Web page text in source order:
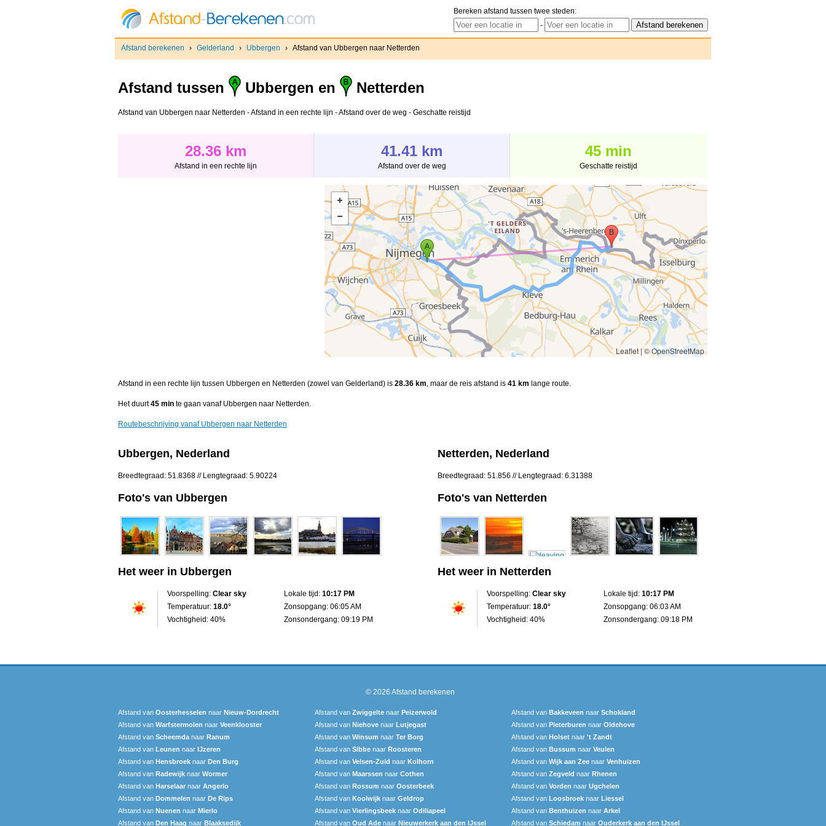
Bereken afstand tussen twee steden:
-
Afstand berekenen › Gelderland › Ubbergen › Afstand van Ubbergen naar Netterden
Afstand tussen Ubbergen en Netterden
Afstand van Ubbergen naar Netterden - Afstand in een rechte lijn - Afstand over de weg - Geschatte reistijd
28.36 km
Afstand in een rechte lijn
41.41 km
Afstand over de weg
45 min
Geschatte reistijd
Leaflet|© OpenStreetMap
Afstand in een rechte lijn tussen Ubbergen en Netterden (zowel van Gelderland) is 28.36 km, maar de reis afstand is 41 km lange route.
Het duurt45 min te gaan vanaf Ubbergen naar Netterden.
Routebeschrijving vanaf Ubbergen naar Netterden
Ubbergen, Nederland
Breedtegraad: 51.8368 // Lengtegraad: 5.90224
Foto's van Ubbergen
Het weer in Ubbergen
Voorspelling: Clear sky
Temperatuur: 18.0°
Vochtigheid: 40%
Lokale tijd: 10:17 PM
Zonsopgang: 06:05 AM
Zonsondergang: 09:19 PM
Netterden, Nederland
Breedtegraad: 51.856 // Lengtegraad: 6.31388
Foto's van Netterden
Het weer in Netterden
Voorspelling: Clear sky
Temperatuur: 18.0°
Vochtigheid: 40%
Lokale tijd: 10:17 PM
Zonsopgang: 06:03 AM
Zonsondergang: 09:18 PM
© 2026 Afstand berekenen
Afstand van Oosterhesselen naar Nieuw-Dordrecht Afstand van Zwiggelte naar Peizerwold Afstand van Bakkeveen naar Schokland
Afstand van Warfstermolen naar Veenklooster Afstand van Niehove naar Lutjegast Afstand van Pieterburen naar Oldehove
Afstand van Scheemda naar Ranum Afstand van Winsum naar Ter Borg Afstand van Holset naar 't Zandt
Afstand van Leunen naar IJzeren Afstand van Sibbe naar Roosteren Afstand van Bussum naar Veulen
Afstand van Hensbroek naar Den Burg Afstand van Velsen-Zuid naar Kolhorn Afstand van Wijk aan Zee naar Venhuizen
Afstand van Radewijk naar Wormer Afstand van Maarssen naar Cothen Afstand van Zegveld naar Rhenen
Afstand van Harselaar naar Angerlo Afstand van Rossum naar Oosterbeek Afstand van Vorden naar Ugchelen
Afstand van Dommelen naar De Rips Afstand van Koolwijk naar Geldrop Afstand van Loosbroek naar Liessel
Afstand van Nuenen naar Mierlo Afstand van Vierlingsbeek naar Odiliapeel Afstand van Benthuizen naar Arkel
Afstand van Den Haag naar Blaaksedijk Afstand van Oud Ade naar Nieuwerkerk aan den IJssel Afstand van Schiedam naar Ouderkerk aan den IJssel